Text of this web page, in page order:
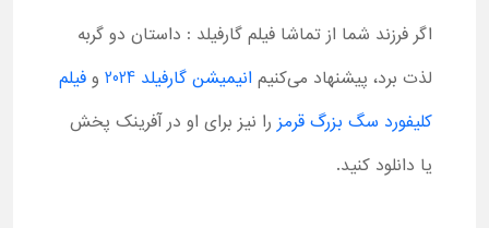
اگر فرزند شما از تماشا فیلم گارفیلد : داستان دو گربه
لذت برد، پیشنهاد می‌کنیم انیمیشن گارفیلد 2024 و فیلم
کلیفورد سگ بزرگ قرمز را نیز برای او در آفرینک پخش
یا دانلود کنید.